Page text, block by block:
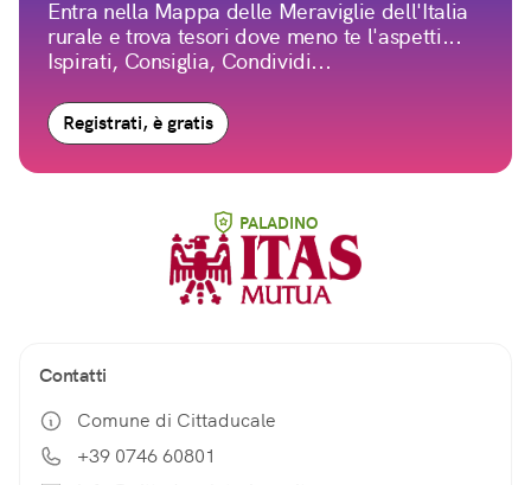
Entra nella Mappa delle Meraviglie dell'Italia
rurale e trova tesori dove meno te l'aspetti...
Ispirati, Consiglia, Condividi...
Registrati, è gratis
PALADINO
Contatti
Comune di Cittaducale
+39 0746 60801